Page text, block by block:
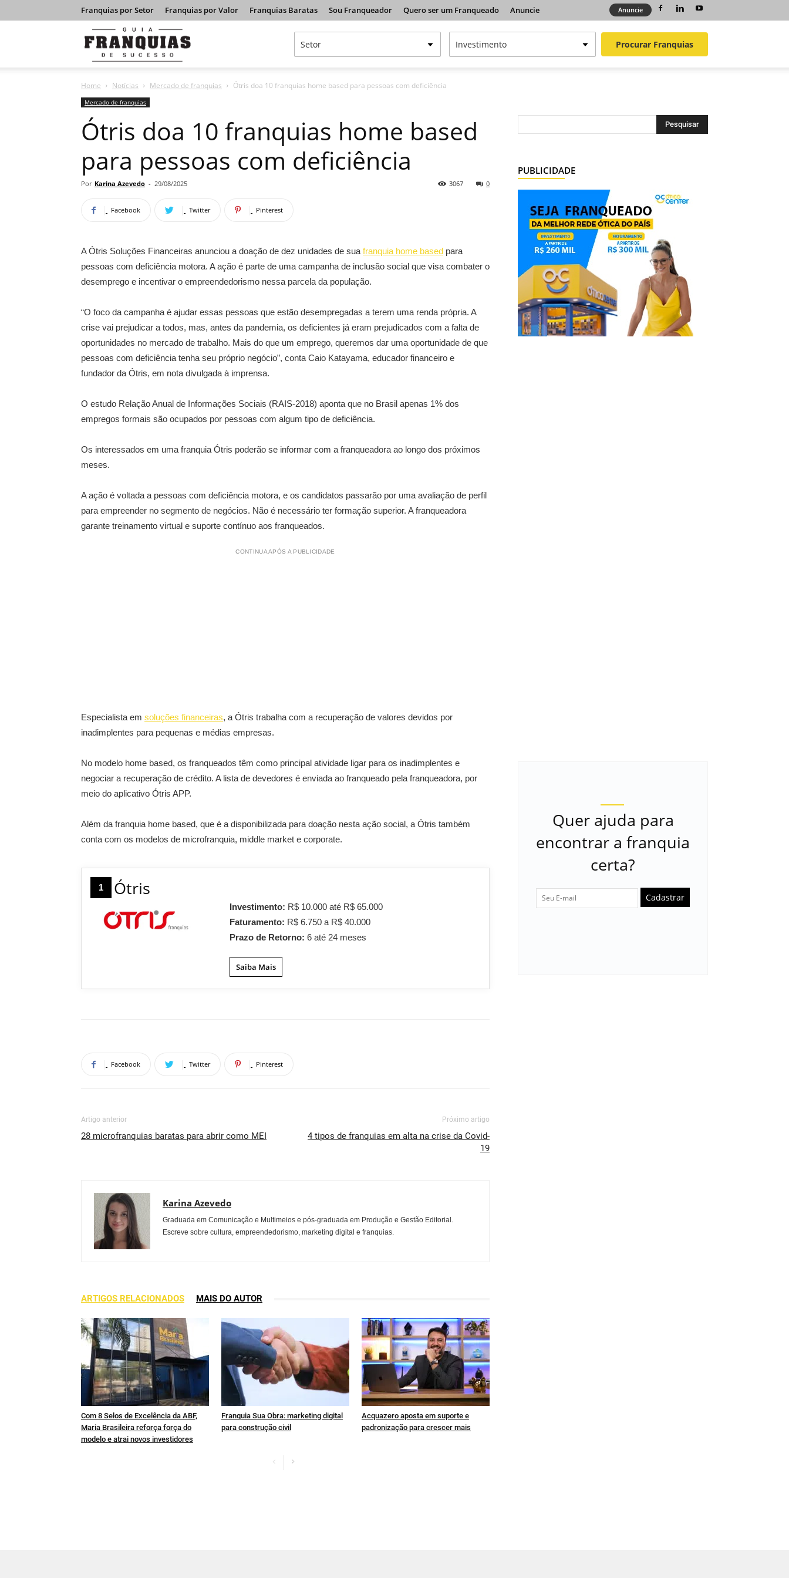
Franquias por Setor Franquias por Valor Franquias Baratas Sou Franqueador Quero ser um Franqueado Anuncie Anuncie
Franquias
Procurar Franquias
Home Notícias Mercado de franquias Ótris doa 10 franquias home based para pessoas com deficiência
Mercado de franquias
Ótris doa 10 franquias home based
para pessoas com deficiência
Por Karina Azevedo - 29/08/2025 0
3067
Facebook Twitter Pinterest
A Ótris Soluções Financeiras anunciou a doação de dez unidades de sua franquia home based para
pessoas com deficiência motora. A ação é parte de uma campanha de inclusão social que visa combater o
desemprego e incentivar o empreendedorismo nessa parcela da população.
“O foco da campanha é ajudar essas pessoas que estão desempregadas a terem uma renda própria. A
crise vai prejudicar a todos, mas, antes da pandemia, os deficientes já eram prejudicados com a falta de
oportunidades no mercado de trabalho. Mais do que um emprego, queremos dar uma oportunidade de que
pessoas com deficiência tenha seu próprio negócio”, conta Caio Katayama, educador financeiro e
fundador da Ótris, em nota divulgada à imprensa.
O estudo Relação Anual de Informações Sociais (RAIS-2018) aponta que no Brasil apenas 1% dos
empregos formais são ocupados por pessoas com algum tipo de deficiência.
Os interessados em uma franquia Ótris poderão se informar com a franqueadora ao longo dos próximos
meses.
A ação é voltada a pessoas com deficiência motora, e os candidatos passarão por uma avaliação de perfil
para empreender no segmento de negócios. Não é necessário ter formação superior. A franqueadora
garante treinamento virtual e suporte contínuo aos franqueados.
CONTINUA APÓS A PUBLICIDADE
Especialista em soluções financeiras, a Ótris trabalha com a recuperação de valores devidos por
inadimplentes para pequenas e médias empresas.
No modelo home based, os franqueados têm como principal atividade ligar para os inadimplentes e
negociar a recuperação de crédito. A lista de devedores é enviada ao franqueado pela franqueadora, por
meio do aplicativo Ótris APP.
Além da franquia home based, que é a disponibilizada para doação nesta ação social, a Ótris também
conta com os modelos de microfranquia, middle market e corporate.
1 Ótris
Investimento: R$ 10.000 até R$ 65.000
Faturamento: R$ 6.750 a R$ 40.000
Prazo de Retorno:6 até 24 meses
Saiba Mais
Facebook Twitter Pinterest
Artigo anterior
28 microfranquias baratas para abrir como MEI
Próximo artigo
4 tipos de franquias em alta na crise da Covid-
19
Karina Azevedo
Graduada em Comunicação e Multimeios e pós-graduada em Produção e Gestão Editorial.
Escreve sobre cultura, empreendedorismo, marketing digital e franquias.
ARTIGOS RELACIONADOS MAIS DO AUTOR
Com 8 Selos de Excelência da ABF,
Maria Brasileira reforça força do
modelo e atrai novos investidores
Franquia Sua Obra: marketing digital
para construção civil
Acquazero aposta em suporte e
padronização para crescer mais
PUBLICIDADE
Quer ajuda para
encontrar a franquia
certa?
Cadastrar